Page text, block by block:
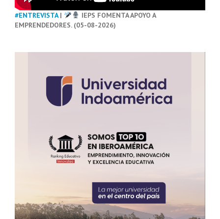
#ENTREVISTA|
IEPS FOMENTA APOYO A
EMPRENDEDORES. (05-08-2026)